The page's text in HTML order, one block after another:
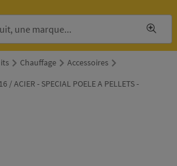
Chauffage
Accessoires
/ ACIER - SPECIAL POELE A PELLETS -